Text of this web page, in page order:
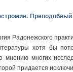
Радонежского
хотя бы
мнению многих
придается